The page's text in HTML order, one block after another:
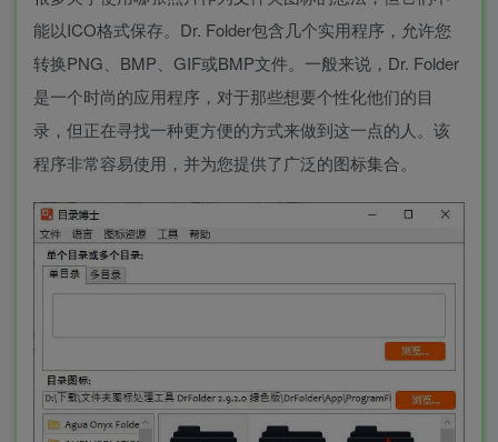
能以ICO格式保存。Dr. Folder包含几个实用程序，允许您
转换PNG、BMP、GIF或BMP文件。一般来说，Dr. Folder
是一个时尚的应用程序，对于那些想要个性化他们的目
录，但正在寻找一种更方便的方式来做到这一点的人。该
程序非常容易使用，并为您提供了广泛的图标集合。